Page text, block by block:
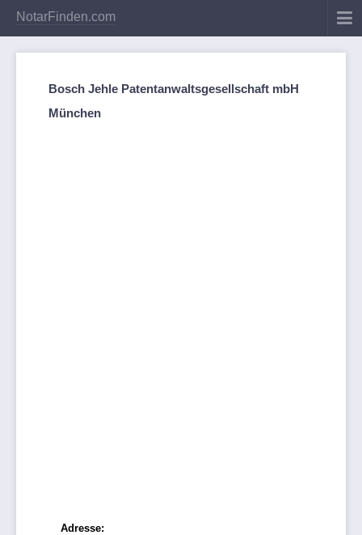
NotarFinden.com
Bosch Jehle Patentanwaltsgesellschaft mbH
München
Adresse: